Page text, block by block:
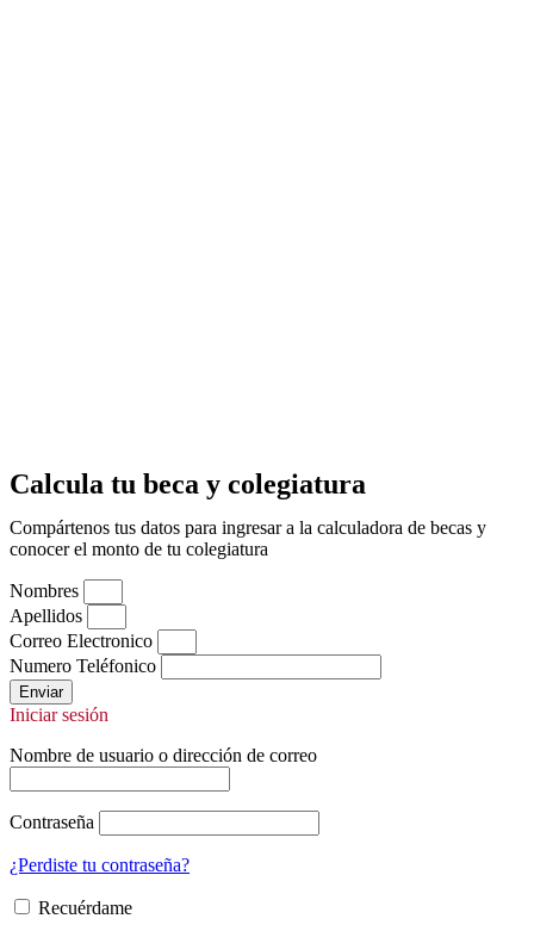
Calcula tu beca y colegiatura
Compártenos tus datos para ingresar a la calculadora de becas y
conocer el monto de tu colegiatura
Nombres
Apellidos
Correo Electronico
Numero Teléfonico
Enviar
Iniciar sesión
Nombre de usuario o dirección de correo
Contraseña
¿Perdiste tu contraseña?
Recuérdame